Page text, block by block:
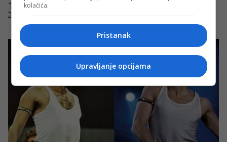
kolačića.
Pristanak
Upravljanje opcijama